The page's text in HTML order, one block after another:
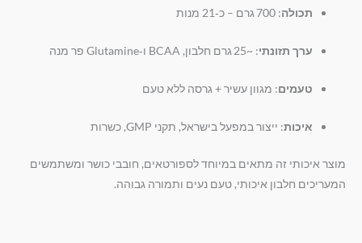
תכולה: 700 גרם – כ‑21 מנות
ערך תזונתי: ~25 גרם חלבון, BCAA ו‑Glutamine פר מנה
טעמים: מגוון עשיר + גרסה ללא טעם
איכות: ייצור במפעל בישראל, תקני GMP, כשרות
מוצר איכותי זה מתאים במיוחד לספורטאים, חובבי כושר ומשתמשים
המעריכים חלבון איכותי, טעם נעים ותמורה גבוהה.